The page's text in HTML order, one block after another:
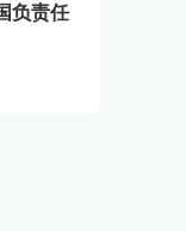
负责任